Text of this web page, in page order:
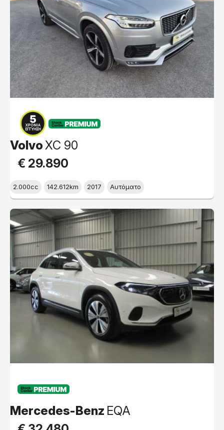
PREMIUM
VolvoXC 90
€ 29.890
2.000cc 142.612km 2017 Αυτόματο
PREMIUM
Mercedes-Benz EQA